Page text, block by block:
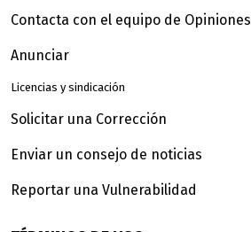
Contacta con el equipo de Opiniones
Anunciar
Licencias y sindicación
Solicitar una Corrección
Enviar un consejo de noticias
Reportar una Vulnerabilidad